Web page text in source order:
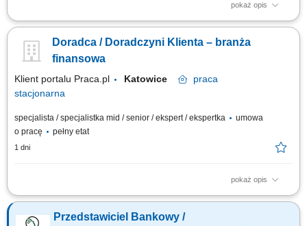
pokaż opis
Aktywne pozyskiwanie klientów i budowanie z nimi długofalowych relacji.
rozwiązań finansowych. Sprzedaż produktów bankowych, w tym funduszy
inwestycyjnych. Operacyjna obsługa klientów indywidualnych i firm z
Doradca / Doradczyni Klienta – branża
finansowa
Klient portalu Praca.pl Katowice
praca
stacjonarna
specjalista / specjalistka mid / senior / ekspert / ekspertka
umowa
o pracę
pełny etat
1 dni
pokaż opis
Aktywne pozyskiwanie klientów i budowanie z nimi długofalowych relacji.
rozwiązań finansowych. Sprzedaż produktów bankowych, w tym funduszy
Przedstawiciel Bankowy /